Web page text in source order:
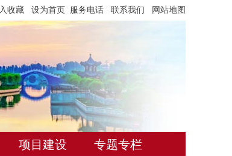
收藏 设为首页 服务电话 联系我们 网站地图
项目建设 专题专栏